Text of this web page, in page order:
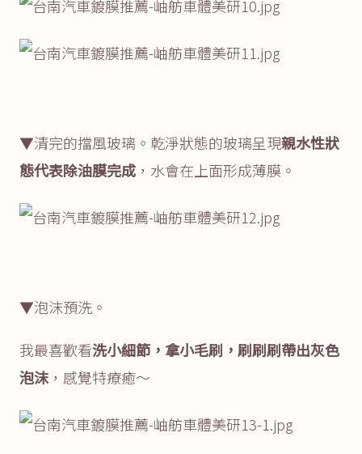
▼清完的擋風玻璃。乾淨狀態的玻璃呈現親水性狀
態代表除油膜完成 ，水會在上面形成薄膜。
▼泡沫預洗。
我最喜歡看洗小細節，拿小毛刷，刷刷刷帶出灰色
泡沫，感覺特療癒～